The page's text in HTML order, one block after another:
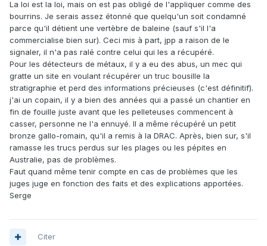
La loi est la loi, mais on est pas obligé de l'appliquer comme des
bourrins. Je serais assez étonné que quelqu'un soit condamné
parce qu'il détient une vertèbre de baleine (sauf s'il l'a
commercialise bien sur). Ceci mis à part, jpp a raison de le
signaler, il n'a pas ralé contre celui qui les a récupéré.
Pour les détecteurs de métaux, il y a eu des abus, un mec qui
gratte un site en voulant récupérer un truc bousille la
stratigraphie et perd des informations précieuses (c'est définitif).
j'ai un copain, il y a bien des années qui a passé un chantier en
fin de fouille juste avant que les pelleteuses commencent à
casser, personne ne l'a ennuyé. Il a même récupéré un petit
bronze gallo-romain, qu'il a remis à la DRAC. Après, bien sur, s'il
ramasse les trucs perdus sur les plages ou les pépites en
Australie, pas de problèmes.
Faut quand même tenir compte en cas de problèmes que les
juges juge en fonction des faits et des explications apportées.
Serge
Citer